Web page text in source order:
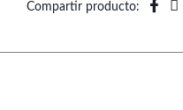
Compartir producto